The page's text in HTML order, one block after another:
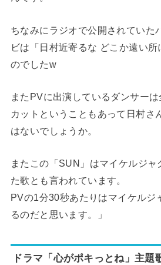
ちなみにラジオで公開されていた
ビは「日村近寄るな どこか遠い
のでしたw
またPVに出演しているダンサー
カットということもあって日村さ
はないでしょうか。
またこの「SUN」はマイケルジャ
た歌とも言われています。
PVの1分30秒あたりはマイケルジ
るのだと思います。」
ドラマ「心がポキっとね」主題